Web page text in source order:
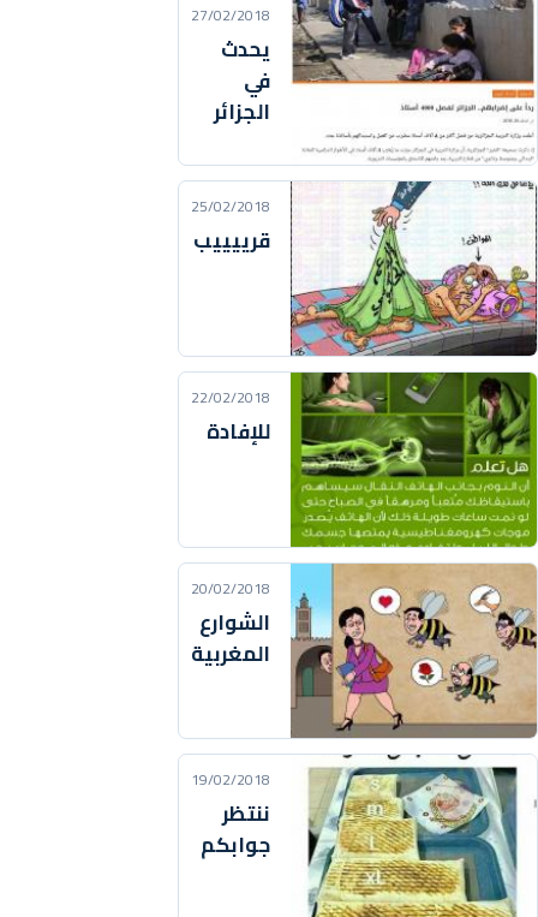
27/02/2018
يحدث
في
الجزائر
25/02/2018
قرييييب
22/02/2018
للإفادة
20/02/2018
الشوارع
المغربية
19/02/2018
ننتظر
جوابكم